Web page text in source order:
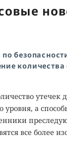
по
утечек
уровня, а
все более